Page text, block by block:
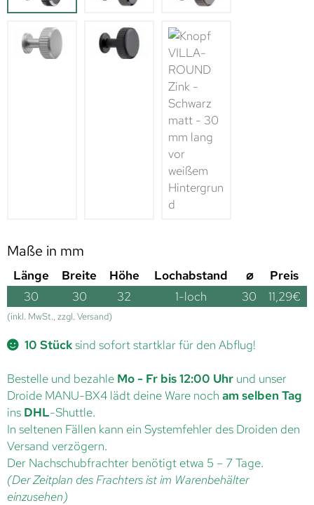
Maße in mm
Länge Breite Höhe Lochabstand ⌀
Preis
30
30 32 1-loch 30 11,29€
(inkl. MwSt., zzgl. Versand)
10 Stücksind sofort startklar für den Abflug!
Bestelle und bezahle Mo - Fr bis 12:00 Uhr und unser
Droide MANU-BX4 lädt deine Ware noch am selben Tag
ins DHL-Shuttle.
In seltenen Fällen kann ein Systemfehler des Droiden den
Versand verzögern.
Der Nachschubfrachter benötigt etwa 5 – 7 Tage.
(Der Zeitplan des Frachters ist im Warenbehälter
einzusehen)